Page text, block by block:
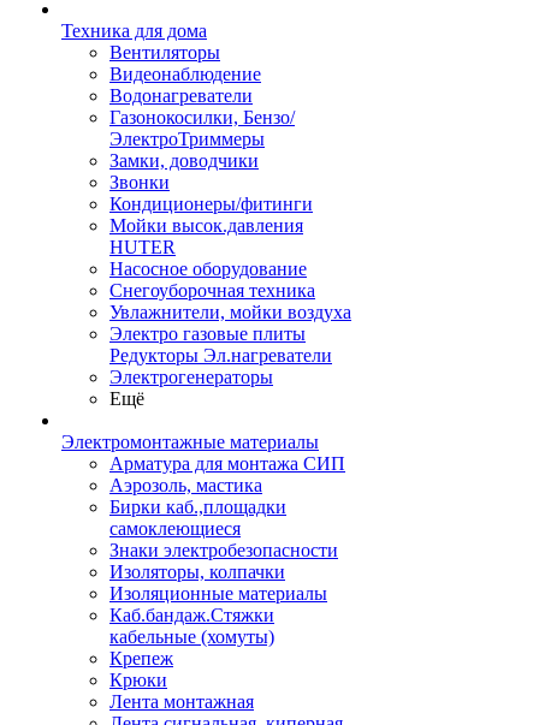
Техника для дома
Вентиляторы
Видеонаблюдение
Водонагреватели
Газонокосилки, Бензо/
ЭлектроТриммеры
Замки, доводчики
Звонки
Кондиционеры/фитинги
Мойки высок.давления
HUTER
Насосное оборудование
Снегоуборочная техника
Увлажнители, мойки воздуха
Электро газовые плиты
Редукторы Эл.нагреватели
Электрогенераторы
Ещё
Электромонтажные материалы
Арматура для монтажа СИП
Аэрозоль, мастика
Бирки каб.,площадки
самоклеющиеся
Знаки электробезопасности
Изоляторы, колпачки
Изоляционные материалы
Каб.бандаж.Стяжки
кабельные (хомуты)
Крепеж
Крюки
Лента монтажная